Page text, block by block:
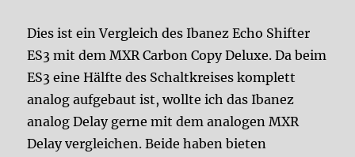
Dies ist ein Vergleich des Ibanez Echo Shifter
ES3 mit dem MXR Carbon Copy Deluxe. Da beim
ES3 eine Hälfte des Schaltkreises komplett
analog aufgebaut ist, wollte ich das Ibanez
analog Delay gerne mit dem analogen MXR
Delay vergleichen. Beide haben bieten